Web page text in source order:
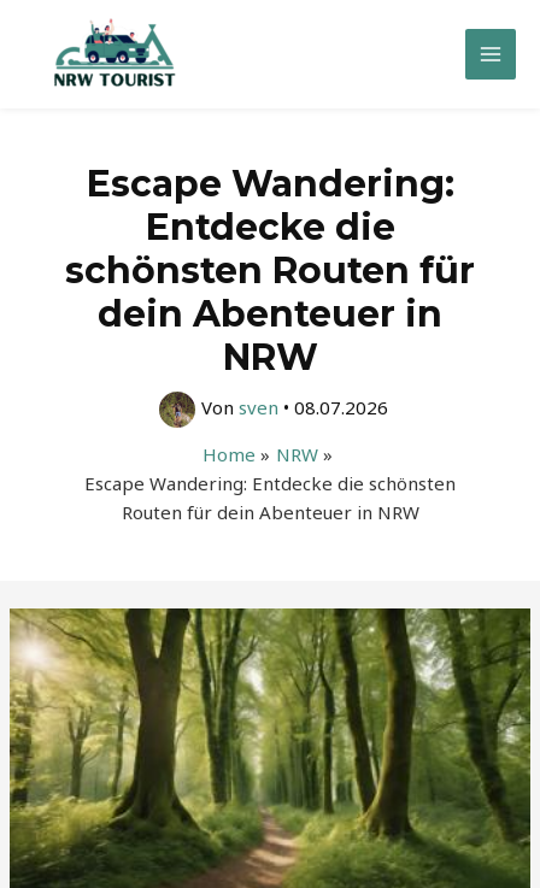
springen
Main
Escape Wandering:
Entdecke die
schönsten Routen für
dein Abenteuer in
NRW
Von sven • 08.07.2026
Home
NRW
Escape Wandering: Entdecke die schönsten
Routen für dein Abenteuer in NRW